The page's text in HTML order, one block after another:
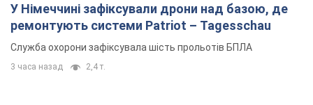
У Німеччині зафіксували дрони над базою, де
ремонтують системи Patriot – Tagesschau
Служба охорони зафіксувала шість прольотів БПЛА
3 часа назад 2,4 т.